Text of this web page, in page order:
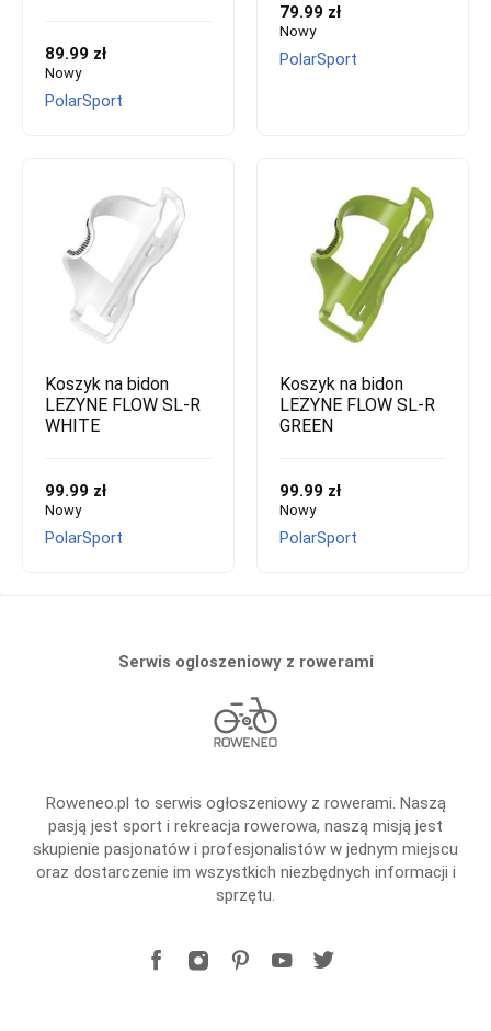
89.99 zł
Nowy
PolarSport
79.99 zł
Nowy
PolarSport
Koszyk na bidon
LEZYNE FLOW SL-R
WHITE
99.99 zł
Nowy
PolarSport
Koszyk na bidon
LEZYNE FLOW SL-R
GREEN
99.99 zł
Nowy
PolarSport
Serwis ogloszeniowy z rowerami
Roweneo.pl to serwis ogłoszeniowy z rowerami. Naszą
pasją jest sport i rekreacja rowerowa, naszą misją jest
skupienie pasjonatów i profesjonalistów w jednym miejscu
oraz dostarczenie im wszystkich niezbędnych informacji i
sprzętu.